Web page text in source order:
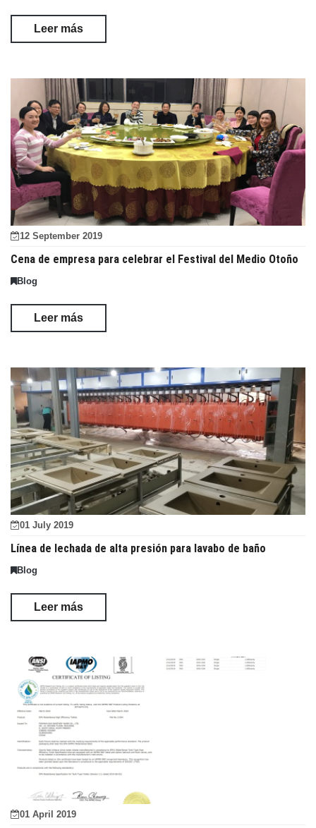
Leer más
12 September 2019
Cena de empresa para celebrar el Festival del Medio Otoño
Blog
Leer más
01 July 2019
Línea de lechada de alta presión para lavabo de baño
Blog
Leer más
01 April 2019